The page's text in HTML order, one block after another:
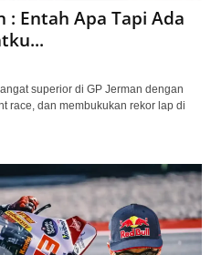
: Entah Apa Tapi Ada
superior di GP Jerman dengan
race, dan membukukan rekor lap di